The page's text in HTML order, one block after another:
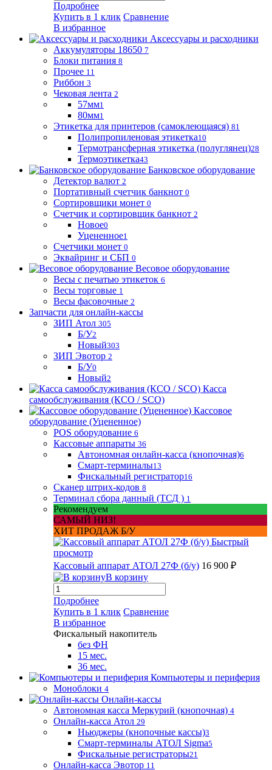
Подробнее
Купить в 1 клик Сравнение
В избранное
Аксессуары и расходники
Аккумуляторы 18650 7
Блоки питания 8
Прочее 11
Риббон 3
Чековая лента 2
57мм1
80мм1
Этикетка для принтеров (самоклеющаяся) 81
Полипропиленовая этикетка10
Термотрансферная этикетка (полуглянец)28
Термоэтикетка43
Банковское оборудование
Детектор валют 2
Портативный счетчик банкнот 0
Сортировщики монет 0
Счетчик и сортировщик банкнот 2
Новое0
Уцененное1
Счетчики монет 0
Эквайринг и СБП 0
Весовое оборудование
Весы с печатью этикеток 6
Весы торговые 1
Весы фасовочные 2
Запчасти для онлайн-кассы
ЗИП Атол 305
Б/У2
Новый303
ЗИП Эвотор 2
Б/У0
Новый2
Касса
самообслуживания (КСО / SCO)
Кассовое
оборудование (Уцененное)
POS оборудование 6
Кассовые аппараты 36
Автономная онлайн-касса (кнопочная)6
Смарт-терминалы13
Фискальный регистратор16
Сканер штрих-кодов 8
Терминал сбора данный (ТСД ) 1
Рекомендуем
САМЫЙ НИЗ!
ХИТ ПРОДАЖ Б/У
Быстрый
просмотр
Кассовый аппарат АТОЛ 27Ф (б/у) 16 900 ₽
В корзину
Подробнее
Купить в 1 клик Сравнение
В избранное
Фискальный накопитель
без ФН
15 мес.
36 мес.
Компьютеры и периферия
Моноблоки 4
Онлайн-кассы
Автономная касса Меркурий (кнопочная) 4
Онлайн-касса Атол 29
Ньюджеры (кнопочные кассы)3
Смарт-терминалы АТОЛ Sigma5
Фискальные регистраторы21
Онлайн-касса Эвотор 11